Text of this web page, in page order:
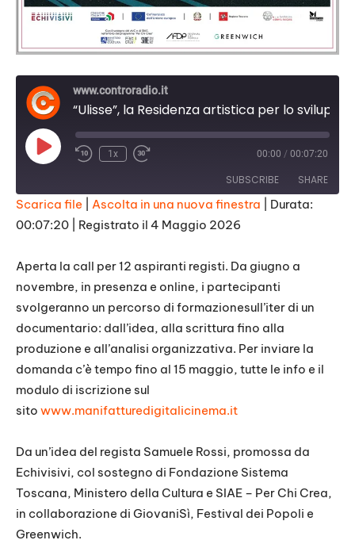
www.controradio.it
Play
Episode
1x 00:00 / 00:07:20
SUBSCRIBE SHARE
SHARE
LINK
EMBED
Scarica file Ascolta in una nuova finestra
Durata:
00:07:20
Registrato il 4 Maggio 2026
Aperta la call per 12 aspiranti registi. Da giugno a
novembre, in presenza e online, i partecipanti
svolgeranno un percorso di formazionesull’iter di un
documentario: dall’idea, alla scrittura fino alla
produzione e all’analisi organizzativa. Per inviare la
domanda c’è tempo fino al 15 maggio, tutte le info e il
modulo di iscrizione sul
sito www.manifatturedigitalicinema.it
Da un’idea del regista Samuele Rossi, promossa da
Echivisivi, col sostegno di Fondazione Sistema
Toscana, Ministero della Cultura e SIAE – Per Chi Crea,
in collaborazione di GiovaniSì, Festival dei Popoli e
Greenwich.